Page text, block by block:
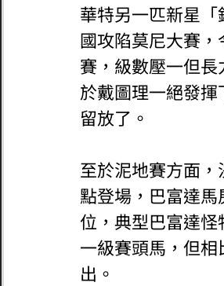
華特另一匹新星
國攻陷莫尼大賽
賽，級數壓一但
於戴圖理一絕發
留放了。
至於泥地賽方面
點登場，巴富達
位，典型巴富達
一級賽頭馬，但
出。